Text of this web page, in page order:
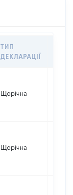
ТИП
ДЕКЛАРАЦІЇ
Щорічна
Щорічна